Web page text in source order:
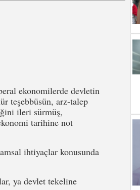
ekonomilerde devletin
teşebbüsün, arz-talep
ileri sürmüş,
tarihine not
ihtiyaçlar konusunda
ya devlet tekeline